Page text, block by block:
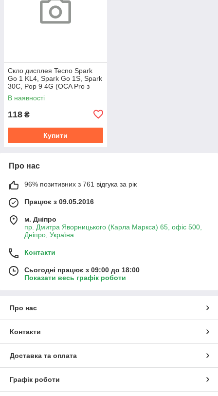
Скло дисплея Tecno Spark
Go 1 KL4, Spark Go 1S, Spark
30C, Pop 9 4G (OCA Pro з
плівкою)
В наявності
118 ₴
Купити
Про нас
96% позитивних з 761 відгука за рік
Працює з 09.05.2016
м. Дніпро
пр. Дмитра Яворницького (Карла Маркса) 65, офіс 500,
Дніпро, Україна
Контакти
Сьогодні працює з 09:00 до 18:00
Показати весь графік роботи
Про нас
Контакти
Доставка та оплата
Графік роботи